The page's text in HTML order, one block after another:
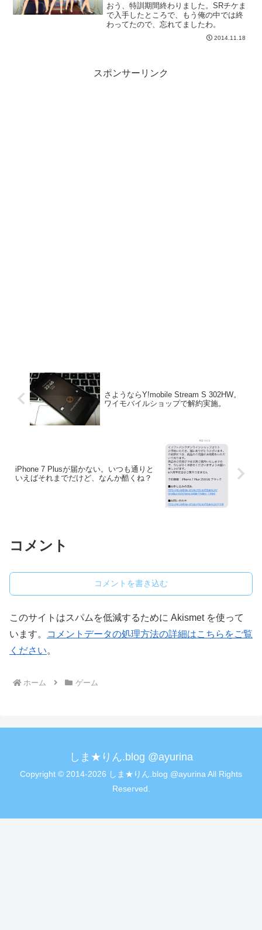
おう、特訓期間終わりました。SRチケま
で入手したところで、もう俺の中では終
わってたので、忘れてましたわ。
2014.11.18
スポンサーリンク
さようならY!mobile Stream S 302HW。
ワイモバイルショップで解約実施。
iPhone 7 Plusが届かない。いつも通りと
いえばそれまでだけど、なんか酷くね？
コメント
コメントを書き込む
このサイトはスパムを低減するために Akismet を使って
います。
コメントデータの処理方法の詳細はこちらをご覧
ください。
ホーム ゲーム
しま★りん.blog @ayurina
Copyright © 2014-2026 しま★りん.blog @ayurina All Rights
Reserved.